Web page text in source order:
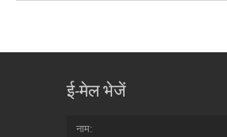
ई-मेल भेजें
नाम